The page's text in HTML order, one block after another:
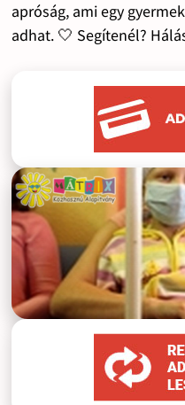
apróság, ami egy
adhat. 🤍 Segítenél?